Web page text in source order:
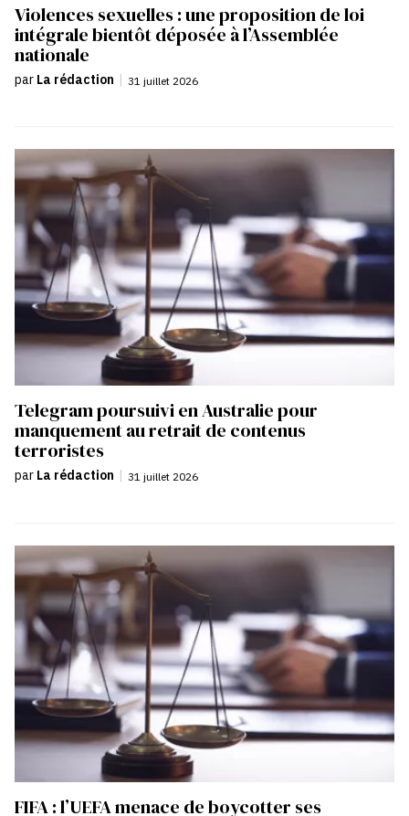
Violences sexuelles : une proposition de loi
intégrale bientôt déposée à l’Assemblée
nationale
par La rédaction | 31 juillet 2026
Telegram poursuivi en Australie pour
manquement au retrait de contenus
terroristes
par La rédaction 31 juillet 2026
FIFA : l’UEFA menace de boycotter ses